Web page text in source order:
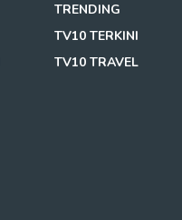
TRENDING
TV10 TERKINI
TV10 TRAVEL